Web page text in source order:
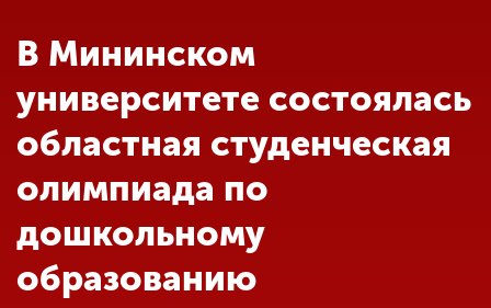
Абитуриенту
Обучение
Наука
В Мининском
университете состоялась
областная студенческая
олимпиада по
дошкольному
образованию